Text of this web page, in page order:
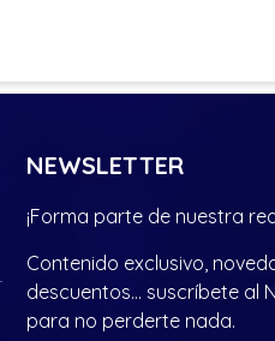
NEWSLETTER
¡Forma parte de nuestra
Contenido exclusivo,
descuentos… suscríbete al
para no perderte nada.